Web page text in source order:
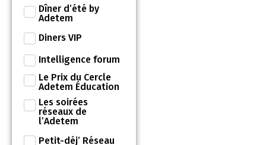
Dîner d’été by
Adetem
Diners VIP
Intelligence forum
Le Prix du Cercle
Adetem Éducation
Les soirées
réseaux de
l’Adetem
Petit-déj’ Réseau